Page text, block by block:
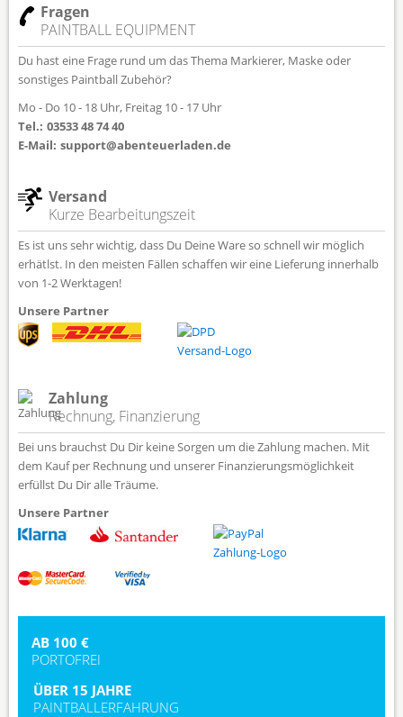
Fragen
PAINTBALL EQUIPMENT
Du hast eine Frage rund um das Thema Markierer, Maske oder
sonstiges Paintball Zubehör?
Mo - Do 10 - 18 Uhr, Freitag 10 - 17 Uhr
Tel.: 03533 48 74 40
E-Mail: support@abenteuerladen.de
Versand
Kurze Bearbeitungszeit
Es ist uns sehr wichtig, dass Du Deine Ware so schnell wir möglich
erhätlst. In den meisten Fällen schaffen wir eine Lieferung innerhalb
von 1-2 Werktagen!
Unsere Partner
Zahlung
Rechnung, Finanzierung
Bei uns brauchst Du Dir keine Sorgen um die Zahlung machen. Mit
dem Kauf per Rechnung und unserer Finanzierungsmöglichkeit
erfüllst Du Dir alle Träume.
Unsere Partner
AB 100 €
PORTOFREI
ÜBER 15 JAHRE
PAINTBALLERFAHRUNG